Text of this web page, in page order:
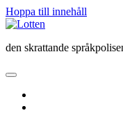
Hoppa till innehåll
Lotten
den skrattande
öppna
meny